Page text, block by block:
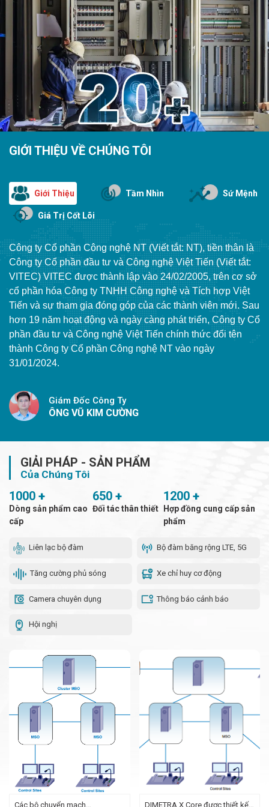
GIỚI THIỆU VỀ CHÚNG TÔI
Giới Thiệu Tầm Nhìn Sứ Mệnh
Giá Trị Cốt Lõi
Công ty Cổ phần Công nghệ NT (Viết tắt: NT), tiền thân là
Công ty Cổ phần đầu tư và Công nghệ Việt Tiến (Viết tắt:
VITEC) VITEC được thành lập vào 24/02/2005, trên cơ sở
cổ phần hóa Công ty TNHH Công nghệ và Tích hợp Việt
Tiến và sự tham gia đóng góp của các thành viên mới. Sau
hơn 19 năm hoạt động và ngày càng phát triển, Công ty Cổ
phần đầu tư và Công nghệ Việt Tiến chính thức đổi tên
thành Công ty Cổ phần Công nghệ NT vào ngày
31/01/2024.
Giám Đốc Công Ty
ÔNG VŨ KIM CƯỜNG
GIẢI PHÁP - SẢN PHẨM
Của Chúng Tôi
1000 +
Dòng sản phẩm cao
cấp
650 +
Đối tác thân thiết
1200 +
Hợp đồng cung cấp sản
phẩm
Liên lạc bộ đàm Bộ đàm băng rộng LTE, 5G
Tăng cường phủ sóng Xe chỉ huy cơ động
Camera chuyên dụng Thông báo cảnh báo
Hội nghị
Các bộ chuyển mạch
DIMETRA X Core được thiết kế